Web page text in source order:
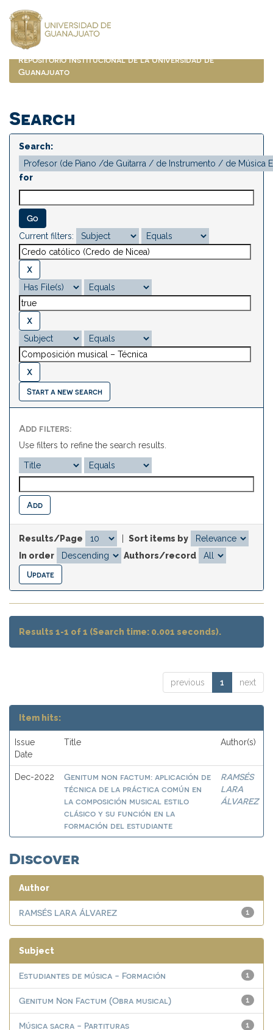
navigation
Repositorio Institucional de la Universidad de
Guanajuato
Search
Search:
for
Current filters:
Start a new search
Add filters:
Use filters to refine the search results.
Results/Page
Sort items by
In order
Authors/record
Results 1-1 of 1 (Search time: 0.001 seconds).
previous 1 next
Item hits:
Issue
Date
Title Author(s)
Dec-2022
Genitum non factum: aplicación de
técnica de la práctica común en
la composición musical estilo
clásico y su función en la
formación del estudiante
RAMSÉS
LARA
ÁLVAREZ
Discover
Author
1
RAMSÉS LARA ÁLVAREZ
Subject
1
Estudiantes de música - Formación
1
Genitum Non Factum (Obra musical)
1
Música sacra - Partituras